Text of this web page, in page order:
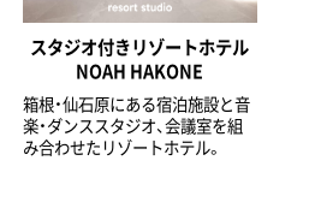
スタジオ付きリゾートホテル
NOAH HAKONE
箱根・仙石原にある宿泊施設と音
楽・ダンススタジオ、会議室を組
み合わせたリゾートホテル。